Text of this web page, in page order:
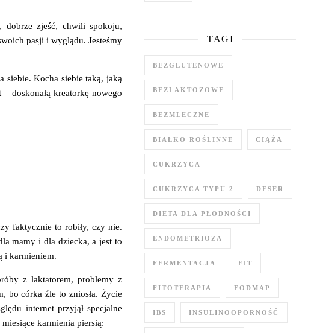
dobrze zjeść, chwili spokoju,
pasji i wyglądu. Jesteśmy
siebie. Kocha siebie taką, jaką
doskonałą kreatorkę nowego
faktycznie to robiły, czy nie.
mamy i dla dziecka, a jest to
i karmieniem.
z laktatorem, problemy z
bo córka źle to zniosła. Życie
internet przyjął specjalne
karmienia piersią:
TAGI
BEZGLUTENOWE
BEZLAKTOZOWE
BEZMLECZNE
BIAŁKO ROŚLINNE CIĄŻA
CUKRZYCA
CUKRZYCA TYPU 2 DESER
DIETA DLA PŁODNOŚCI
ENDOMETRIOZA
FERMENTACJA FIT
FITOTERAPIA FODMAP
IBS INSULINOOPORNOŚĆ